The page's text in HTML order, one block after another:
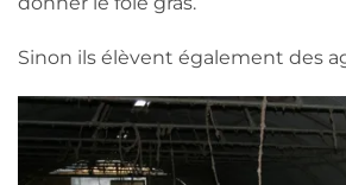
Sinon ils élèvent également des